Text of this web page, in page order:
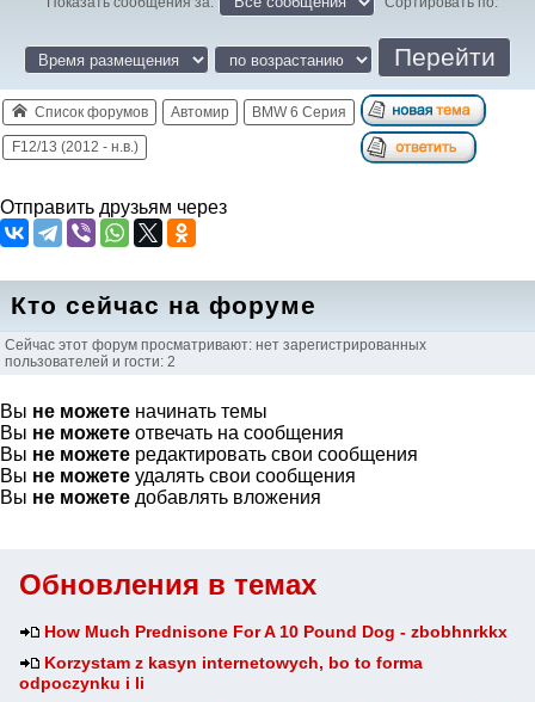
Обновления в темах
How Much Prednisone For A 10 Pound Dog - zbobhnrkkx
Korzystam z kasyn internetowych, bo to forma
odpoczynku i li
Список форумов Автомир BMW 6 Серия
F12/13 (2012 - н.в.)
Отправить друзьям через
Кто сейчас на форуме
Сейчас этот форум просматривают: нет зарегистрированных
пользователей и гости: 2
Вы не можете начинать темы
Вы не можете отвечать на сообщения
Вы не можете редактировать свои сообщения
Вы не можете удалять свои сообщения
Вы не можете добавлять вложения